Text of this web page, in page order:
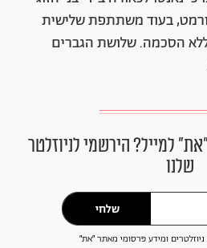
בעוד משתתפת שלישית
הסכמה. שלושת הגברים
למייל? הירשמי לניוזלטר
שלנו
שלחי
ומידע פרסומי מאתר ״את״